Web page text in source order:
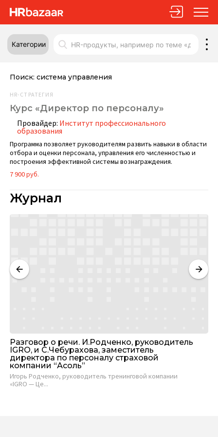
Категории
Поиск: система управления
HR-СТРАТЕГИЯ
Курс «Директор по персоналу»
Провайдер: Институт профессионального
образования
Программа позволяет руководителям развить навыки в области
отбора и оценки персонала, управления его численностью и
построения эффективной системы вознаграждения.
7 900 руб.
Журнал
Разговор о речи. И.Родченко, руководитель
IGRO, и С.Чебурахова, заместитель
директора по персоналу страховой
компании “Асоль”
Игорь Родченко, руководитель тренинговой компании
«IGRO — Це...